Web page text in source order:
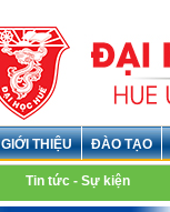
GIỚI THIỆU ĐÀO TẠO
Tin tức - Sự kiện